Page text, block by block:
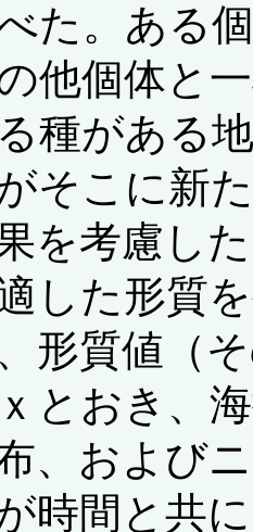
た。ある
他個体と
種がある
そこに新
を考慮し
した形質
形質値（
とおき、
、および
時間と共